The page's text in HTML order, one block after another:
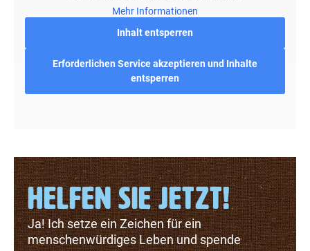
Mehr Informationen
Inhalt entsperren
Erforderlichen Service akzeptieren und Inhalte
entsperren
HELFEN SIE JETZT!
Ja! Ich setze ein Zeichen für ein
menschenwürdiges Leben und spende